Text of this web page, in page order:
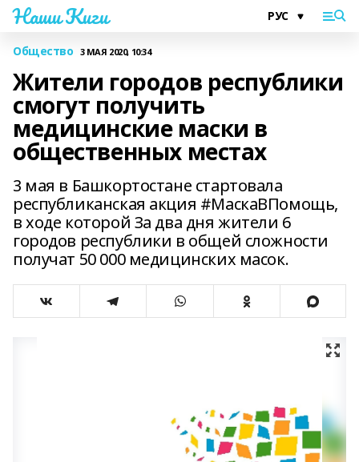
Наши Киги
Общество 3 МАЯ 2020, 10:34
Жители городов республики
смогут получить
медицинские маски в
общественных местах
3 мая в Башкортостане стартовала
республиканская акция #МаскаВПомощь,
в ходе которой За два дня жители 6
городов республики в общей сложности
получат 50 000 медицинских масок.